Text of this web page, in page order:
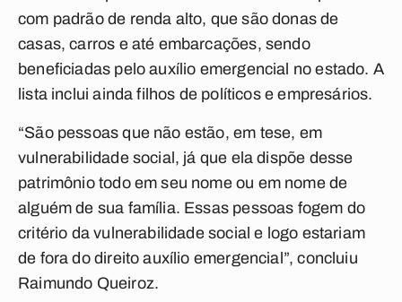
com padrão de renda alto, que são donas de
casas, carros e até embarcações, sendo
beneficiadas pelo auxílio emergencial no estado. A
lista inclui ainda filhos de políticos e empresários.
“São pessoas que não estão, em tese, em
vulnerabilidade social, já que ela dispõe desse
patrimônio todo em seu nome ou em nome de
alguém de sua família. Essas pessoas fogem do
critério da vulnerabilidade social e logo estariam
de fora do direito auxílio emergencial”, concluiu
Raimundo Queiroz.